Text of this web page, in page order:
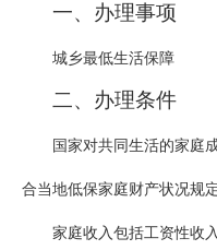
一、办理事项
城乡最低生活保障
二、办理条件
国家对共同生活的家庭
合当地低保家庭财产状况规
家庭收入包括工资性收